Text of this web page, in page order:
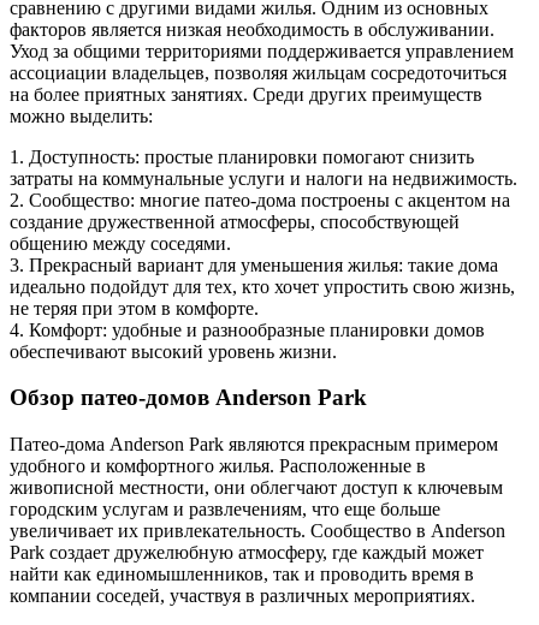
сравнению с другими видами жилья. Одним из основных
факторов является низкая необходимость в обслуживании.
Уход за общими территориями поддерживается управлением
ассоциации владельцев, позволяя жильцам сосредоточиться
на более приятных занятиях. Среди других преимуществ
можно выделить:
1. Доступность: простые планировки помогают снизить
затраты на коммунальные услуги и налоги на недвижимость.
2. Сообщество: многие патео-дома построены с акцентом на
создание дружественной атмосферы, способствующей
общению между соседями.
3. Прекрасный вариант для уменьшения жилья: такие дома
идеально подойдут для тех, кто хочет упростить свою жизнь,
не теряя при этом в комфорте.
4. Комфорт: удобные и разнообразные планировки домов
обеспечивают высокий уровень жизни.
Обзор патео-домов Anderson Park
Патео-дома Anderson Park являются прекрасным примером
удобного и комфортного жилья. Расположенные в
живописной местности, они облегчают доступ к ключевым
городским услугам и развлечениям, что еще больше
увеличивает их привлекательность. Сообщество в Anderson
Park создает дружелюбную атмосферу, где каждый может
найти как единомышленников, так и проводить время в
компании соседей, участвуя в различных мероприятиях.